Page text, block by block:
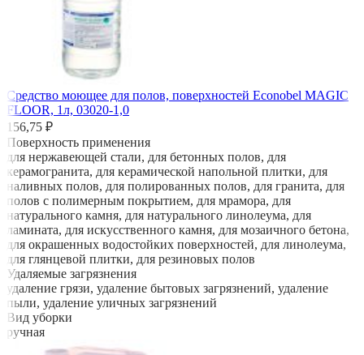
Средство моющее для полов, поверхностей Econobel MAGIC
FLOOR, 1л, 03020-1,0
156,75 ₽
Поверхность применения
для нержавеющей стали, для бетонных полов, для
керамогранита, для керамической напольной плитки, для
наливных полов, для полированных полов, для гранита, для
полов с полимерным покрытием, для мрамора, для
натурального камня, для натурального линолеума, для
ламината, для искусственного камня, для мозаичного бетона,
для окрашенных водостойких поверхностей, для линолеума,
для глянцевой плитки, для резиновых полов
Удаляемые загрязнения
удаление грязи, удаление бытовых загрязнений, удаление
пыли, удаление уличных загрязнений
Вид уборки
ручная